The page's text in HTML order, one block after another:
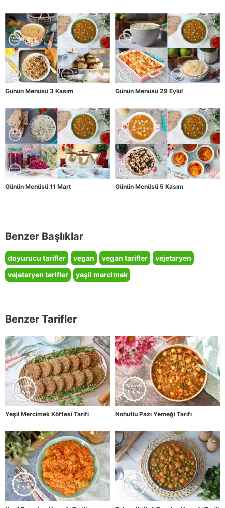
Günün Menüsü 3 Kasım Günün Menüsü 29 Eylül
Günün Menüsü 11 Mart Günün Menüsü 5 Kasım
Benzer Başlıklar
doyurucu tarifler vegan vegan tarifler
vejetaryen
vejetaryen tarifler
yeşil mercimek
Benzer Tarifler
Yeşil Mercimek Köftesi Tarifi Nohutlu Pazı Yemeği Tarifi